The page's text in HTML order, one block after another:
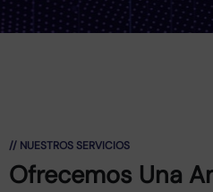
// NUESTROS SERVICIOS
Ofrecemos Una